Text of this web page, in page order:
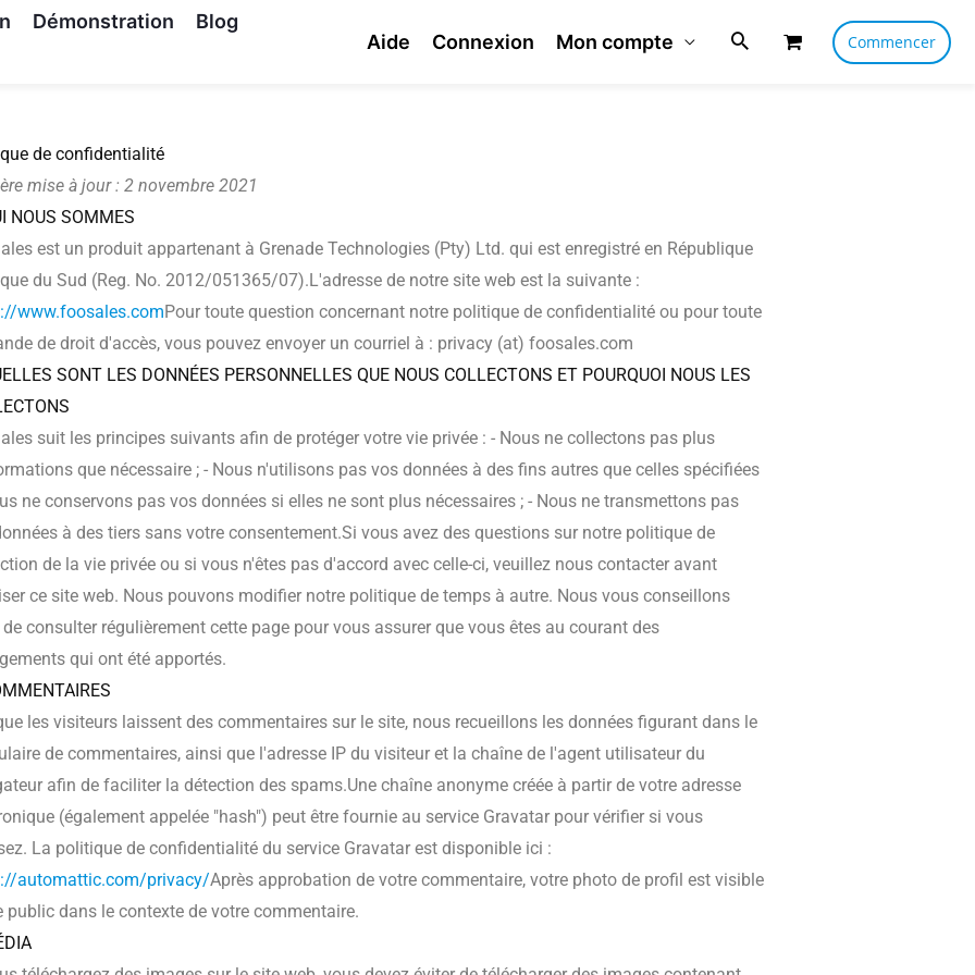
Démonstration
Blog
Aide
Connexion Mon compte Commencer
de confidentialité
mise à jour : 2 novembre 2021
NOUS SOMMES
est un produit appartenant à Grenade Technologies (Pty) Ltd. qui est enregistré en République
du Sud (Reg. No. 2012/051365/07).L'adresse de notre site web est la suivante :
www.foosales.comPour toute question concernant notre politique de confidentialité ou pour toute
de droit d'accès, vous pouvez envoyer un courriel à : privacy (at) foosales.com
SONT LES DONNÉES PERSONNELLES QUE NOUS COLLECTONS ET POURQUOI NOUS LES
suit les principes suivants afin de protéger votre vie privée : - Nous ne collectons pas plus
que nécessaire ; - Nous n'utilisons pas vos données à des fins autres que celles spécifiées
ne conservons pas vos données si elles ne sont plus nécessaires ; - Nous ne transmettons pas
à des tiers sans votre consentement.Si vous avez des questions sur notre politique de
de la vie privée ou si vous n'êtes pas d'accord avec celle-ci, veuillez nous contacter avant
ce site web. Nous pouvons modifier notre politique de temps à autre. Nous vous conseillons
consulter régulièrement cette page pour vous assurer que vous êtes au courant des
qui ont été apportés.
les visiteurs laissent des commentaires sur le site, nous recueillons les données figurant dans le
de commentaires, ainsi que l'adresse IP du visiteur et la chaîne de l'agent utilisateur du
afin de faciliter la détection des spams.Une chaîne anonyme créée à partir de votre adresse
(également appelée "hash") peut être fournie au service Gravatar pour vérifier si vous
La politique de confidentialité du service Gravatar est disponible ici :
automattic.com/privacy/Après approbation de votre commentaire, votre photo de profil est visible
public dans le contexte de votre commentaire.